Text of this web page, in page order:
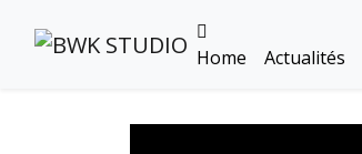
Home Actualités